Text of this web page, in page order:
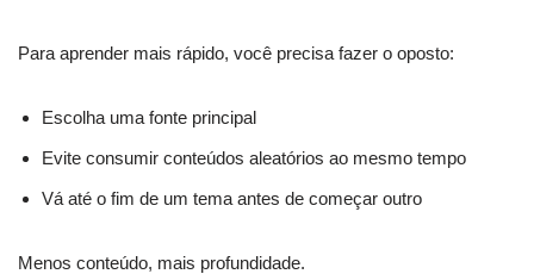
Para aprender mais rápido, você precisa fazer o oposto:
Escolha uma fonte principal
Evite consumir conteúdos aleatórios ao mesmo tempo
Vá até o fim de um tema antes de começar outro
Menos conteúdo, mais profundidade.